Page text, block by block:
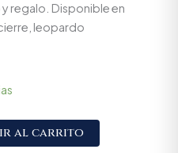
regalo. Disponible en
leopardo
al carrito